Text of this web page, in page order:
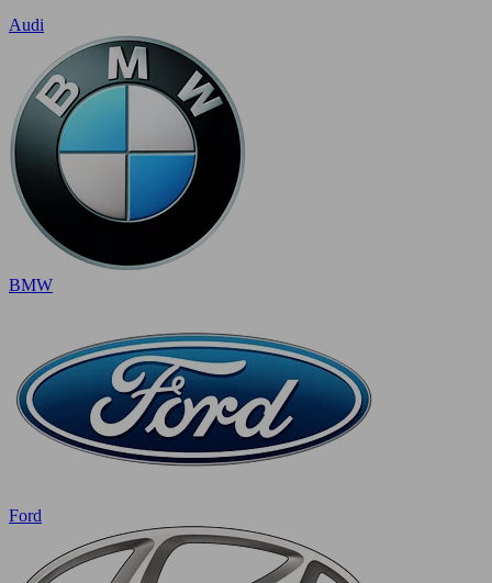
Audi
BMW
Ford